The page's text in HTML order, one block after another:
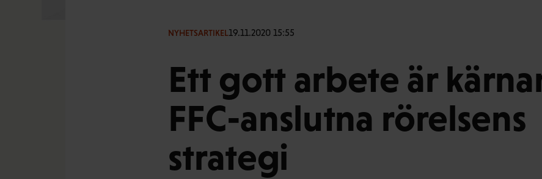
NYHETSARTIKEL19.11.2020 15:55
Ett gott arbete är
FFC-anslutna rörelsens
strategi